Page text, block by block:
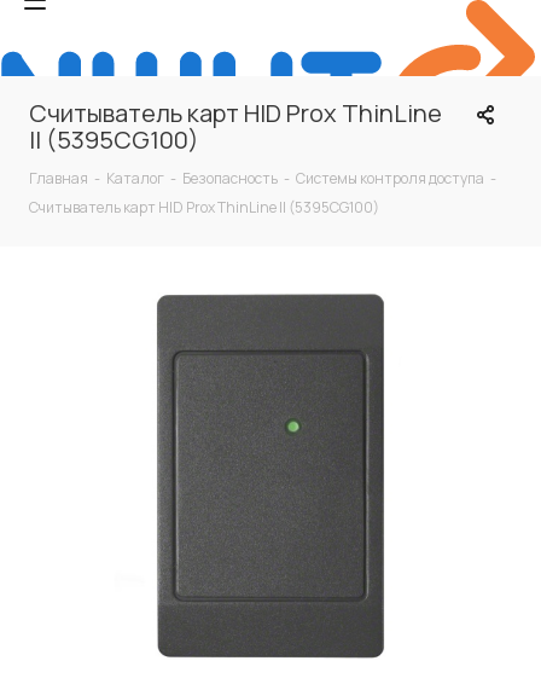
Считыватель карт HID Prox ThinLine
II (5395CG100)
Главная - Каталог - Безопасность - Системы контроля доступа -
Считыватель карт HID Prox ThinLine II (5395CG100)